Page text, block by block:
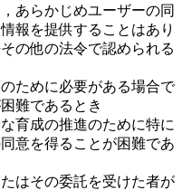
あらかじめユーザーの同
報を提供することはあり
の他の法令で認められる
ために必要がある場合で
難であるとき
育成の推進のために特に
意を得ることが困難であ
はその委託を受けた者が